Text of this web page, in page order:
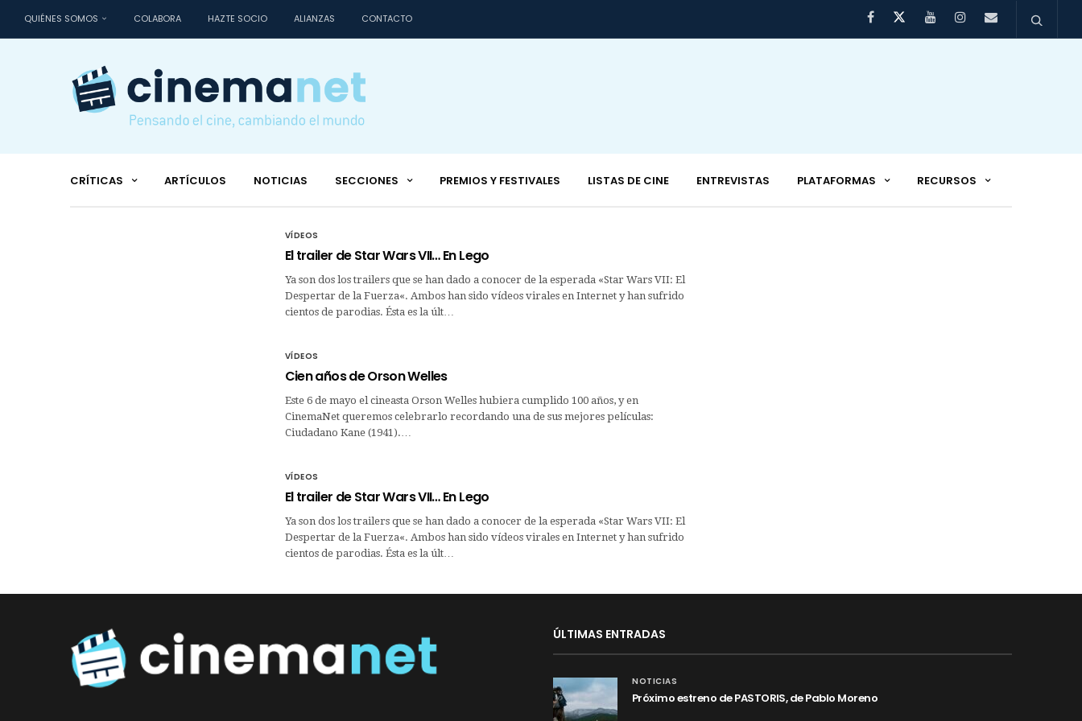
QUIÉNES SOMOS COLABORA HAZTE SOCIO ALIANZAS CONTACTO
CRÍTICAS ARTÍCULOS NOTICIAS SECCIONES PREMIOS Y FESTIVALES LISTAS DE CINE ENTREVISTAS PLATAFORMAS RECURSOS
VÍDEOS
El trailer de Star Wars VII… En Lego
Ya son dos los trailers que se han dado a conocer de la esperada «Star Wars VII: El
Despertar de la Fuerza«. Ambos han sido vídeos virales en Internet y han sufrido
cientos de parodias. Ésta es la últ…
VÍDEOS
Cien años de Orson Welles
Este 6 de mayo el cineasta Orson Welles hubiera cumplido 100 años, y en
CinemaNet queremos celebrarlo recordando una de sus mejores películas:
Ciudadano Kane (1941).…
VÍDEOS
El trailer de Star Wars VII… En Lego
Ya son dos los trailers que se han dado a conocer de la esperada «Star Wars VII: El
Despertar de la Fuerza«. Ambos han sido vídeos virales en Internet y han sufrido
cientos de parodias. Ésta es la últ…
ÚLTIMAS ENTRADAS
NOTICIAS
Próximo estreno de PASTORIS, de Pablo Moreno